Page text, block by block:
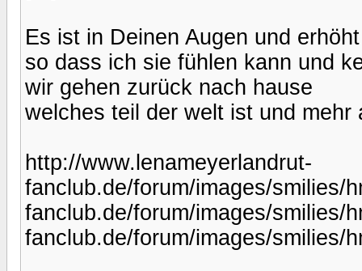
Es ist in Deinen Augen und
so dass ich sie fühlen kann und
wir gehen zurück nach hause
welches teil der welt ist und mehr
http://www.lenameyerlandrut-
fanclub.de/forum/images/smilies/
fanclub.de/forum/images/smilies/
fanclub.de/forum/images/smilies/